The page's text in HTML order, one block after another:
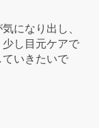
になり出し、
し目元ケアで
いきたいで